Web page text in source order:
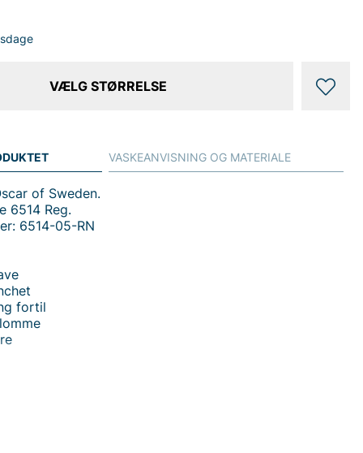
VÆLG STØRRELSE
of Sweden.
6514 Reg.
6514-05-RN
fortil
VASKEANVISNING OG MATERIALE